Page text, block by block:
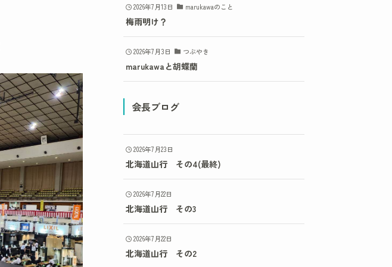
2026年7月13日 marukawaのこと
梅雨明け？
2026年7月3日 つぶやき
marukawaと胡蝶蘭
会長ブログ
2026年7月23日
北海道山行 その4(最終)
2026年7月22日
北海道山行 その3
2026年7月22日
北海道山行 その2